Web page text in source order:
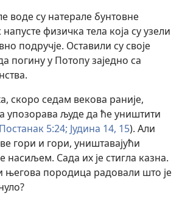
воде су натерале бунтовне
физичка тела која су узели
подручје. Оставили су своје
погину у Потопу заједно са
скоро седам векова раније,
упозорава људе да ће уништити
Постанак 5:24; Јудина 14, 15). Али
гори и гори, уништавајући
насиљем. Сада их је стигла казна.
његова породица радовали што је